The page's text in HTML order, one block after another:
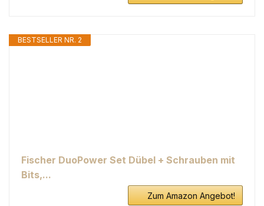
BESTSELLER NR. 2
Fischer DuoPower Set Dübel + Schrauben mit
Bits,...
Zum Amazon Angebot!